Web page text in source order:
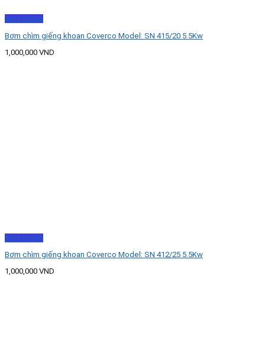
Xem nhanh
Bơm chìm giếng khoan Coverco Model: SN 415/20 5.5Kw
1,000,000 VND
Xem nhanh
Bơm chìm giếng khoan Coverco Model: SN 412/25 5.5Kw
1,000,000 VND